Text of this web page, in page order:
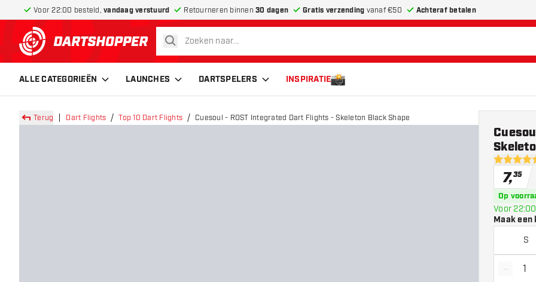
Voor 22:00 besteld, vandaag verstuurd Retourneren binnen 30 dagen Gratis verzending vanaf €50 Achteraf betalen
terug naar home pagina
zoeken
ALLE CATEGORIEËN LAUNCHES DARTSPELERS INSPIRATIE
Terug Dart Flights Top 10 Dart Flights Cuesoul - ROST Integrated Dart Flights - Skeleton Black Shape
4.6 score
7,35
Op
Voor
Maak een
S
-